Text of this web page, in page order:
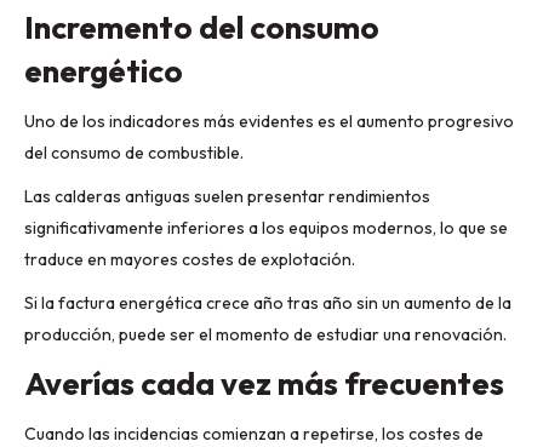
Incremento del consumo
energético
Uno de los indicadores más evidentes es el aumento progresivo
del consumo de combustible.
Las calderas antiguas suelen presentar rendimientos
significativamente inferiores a los equipos modernos, lo que se
traduce en mayores costes de explotación.
Si la factura energética crece año tras año sin un aumento de la
producción, puede ser el momento de estudiar una renovación.
Averías cada vez más frecuentes
Cuando las incidencias comienzan a repetirse, los costes de